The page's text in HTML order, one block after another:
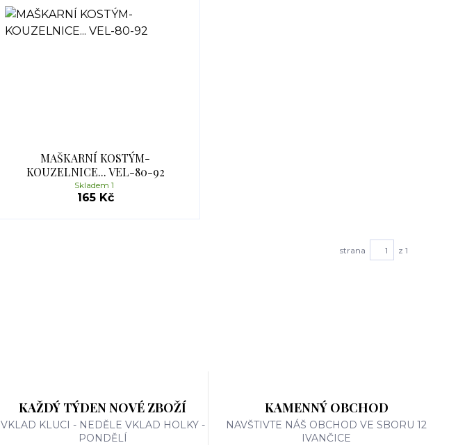
MAŠKARNÍ KOSTÝM-
KOUZELNICE... VEL-80-92
165 Kč
Skladem 1
strana z 1
KAŽDÝ TÝDEN NOVÉ ZBOŽÍ
VKLAD KLUCI - NEDĚLE VKLAD HOLKY -
PONDĚLÍ
KAMENNÝ OBCHOD
NAVŠTIVTE NÁŠ OBCHOD VE SBORU 12
IVANČICE